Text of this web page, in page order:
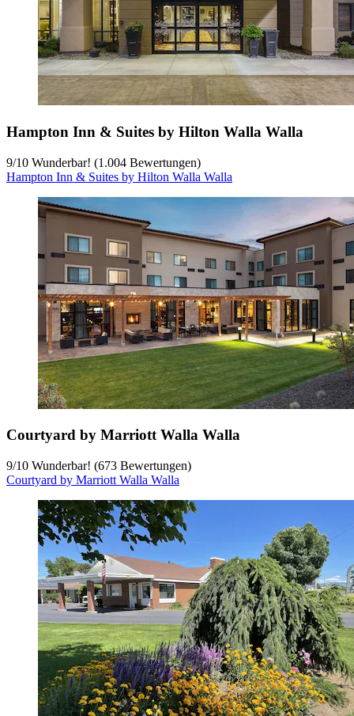
Hampton Inn & Suites by Hilton Walla Walla
9/10 Wunderbar! (1.004 Bewertungen)
Hampton Inn & Suites by Hilton Walla Walla
Courtyard by Marriott Walla Walla
9/10 Wunderbar! (673 Bewertungen)
Courtyard by Marriott Walla Walla